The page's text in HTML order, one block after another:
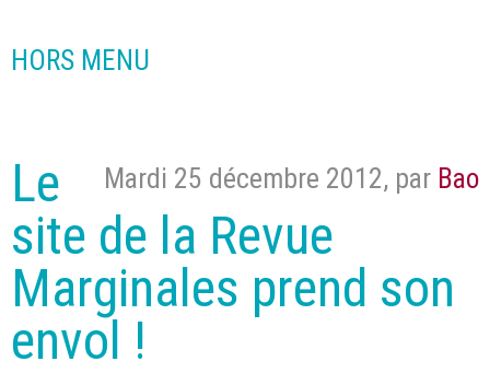
HORS MENU
Mardi 25 décembre 2012, par Bao
Le
site de la Revue
Marginales prend son
envol !